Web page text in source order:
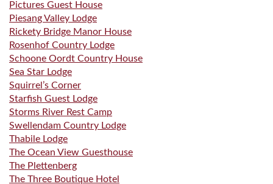
Pictures Guest House
Piesang Valley Lodge
Rickety Bridge Manor House
Rosenhof Country Lodge
Schoone Oordt Country House
Sea Star Lodge
Squirrel’s Corner
Starfish Guest Lodge
Storms River Rest Camp
Swellendam Country Lodge
Thabile Lodge
The Ocean View Guesthouse
The Plettenberg
The Three Boutique Hotel